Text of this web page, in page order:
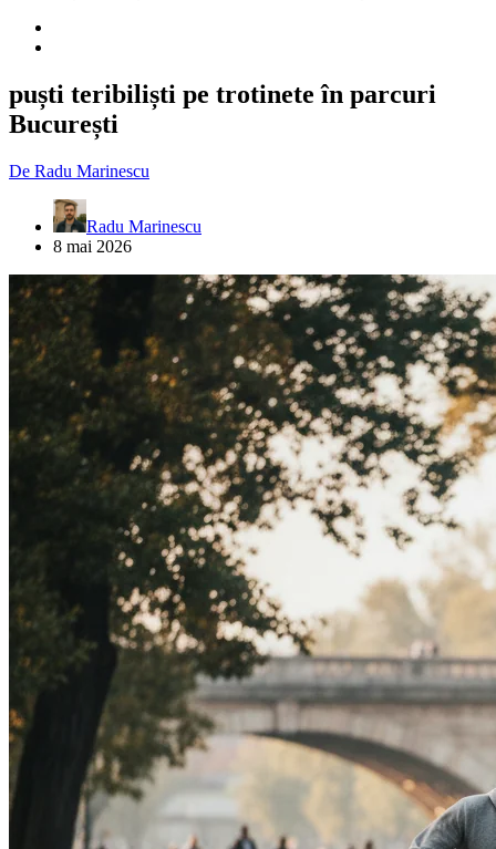
puști teribiliști pe trotinete în parcuri
București
De Radu Marinescu
Radu Marinescu
8 mai 2026